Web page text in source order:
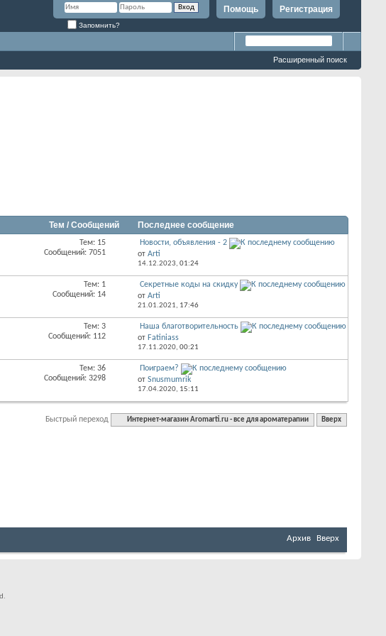
Регистрация
Помощь
Запомнить?
Расширенный поиск
Тем / Сообщений Последнее сообщение
Тем: 15
Сообщений: 7051
Новости, объявления - 2
от Arti
14.12.2023, 01:24
Тем: 1
Сообщений: 14
Секретные коды на скидку
от Arti
21.01.2021, 17:46
Тем: 3
Сообщений: 112
Наша благотворительность
от Fatiniass
17.11.2020, 00:21
Тем: 36
Сообщений: 3298
Поиграем?
от Snusmumrik
17.04.2020, 15:11
Быстрый переход Интернет-магазин Aromarti.ru - все для ароматерапии Вверх
Архив Вверх